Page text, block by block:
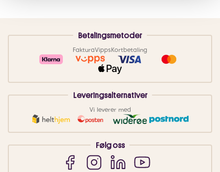
Betalingsmetoder
FakturaVippsKortbetaling
Leveringsalternativer
Vi leverer med
Følg oss